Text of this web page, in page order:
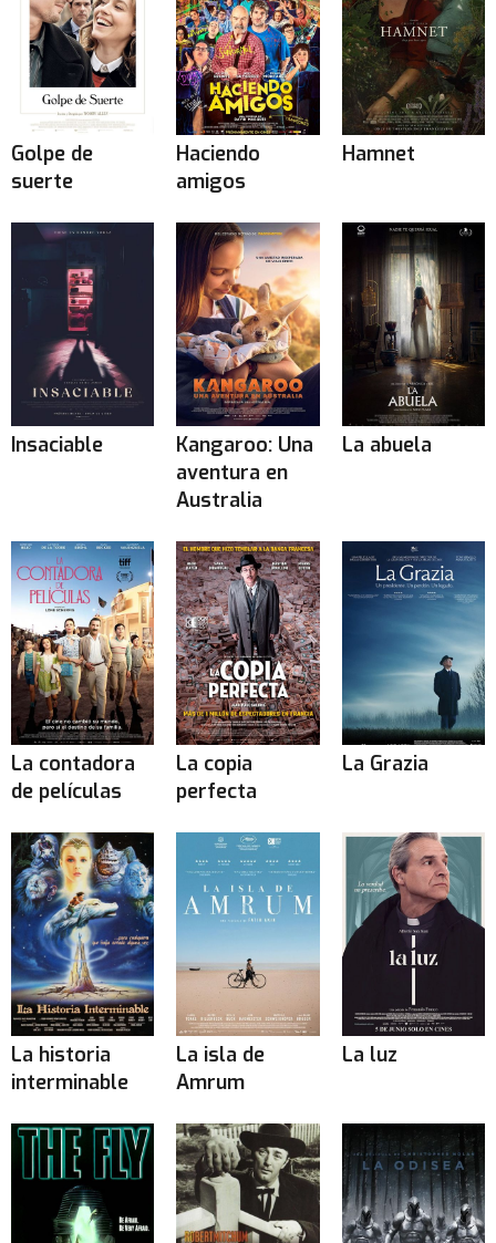
Golpe de
suerte
Haciendo
amigos
Hamnet
Insaciable
Kangaroo: Una
aventura en
Australia
La abuela
La contadora
de películas
La copia
perfecta
La Grazia
La historia
interminable
La isla de
Amrum
La luz